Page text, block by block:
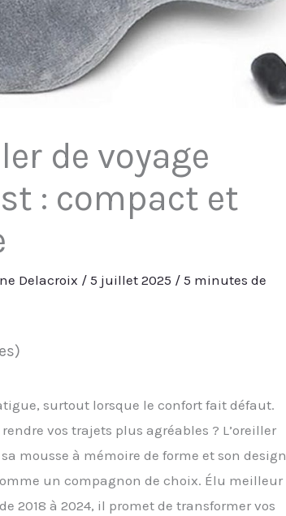
de voyage
: compact et
Delacroix /5 juillet 2025 /5 minutes de
surtout lorsque le confort fait défaut.
vos trajets plus agréables ? L’oreiller
mousse à mémoire de forme et son design
un compagnon de choix. Élu meilleur
2018 à 2024, il promet de transformer vos